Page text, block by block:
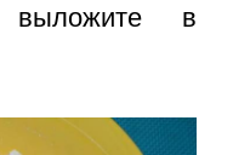
выложите в